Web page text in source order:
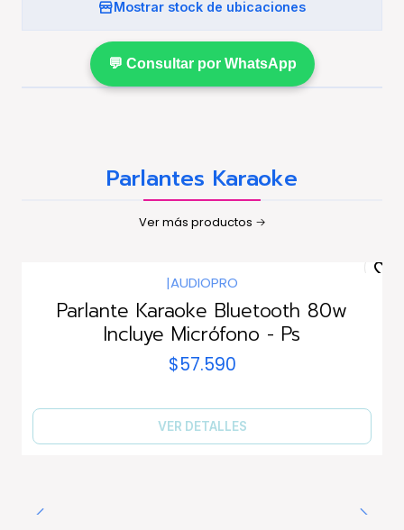
Mostrar stock de ubicaciones
💬 Consultar por WhatsApp
Parlantes Karaoke
Ver más productos
|AUDIOPRO
Parlante Karaoke Bluetooth 80w
Incluye Micrófono - Ps
$57.590
VER DETALLES